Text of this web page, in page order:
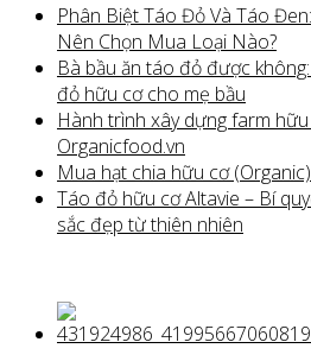
Phân Biệt Táo Đỏ Và Táo
Nên Chọn Mua Loại Nào?
Bà bầu ăn táo đỏ được
đỏ hữu cơ cho mẹ bầu
Hành trình xây dựng farm
Organicfood.vn
Mua hạt chia hữu cơ
Táo đỏ hữu cơ Altavie – Bí
sắc đẹp từ thiên nhiên